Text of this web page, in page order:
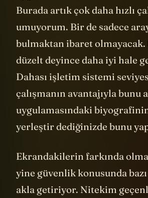
Burada artık çok daha hızlı
umuyorum. Bir de sadece
bulmaktan ibaret olmayacak.
düzelt deyince daha iyi hale
Dahası işletim sistemi
çalışmanın avantajıyla bunu
uygulamasındaki
yerleştir dediğinizde bunu
Ekrandakilerin farkında
yine güvenlik konusunda
akla getiriyor. Nitekim